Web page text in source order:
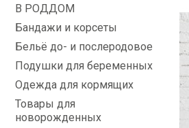
В РОДДОМ
Бандажи и корсеты
Бельё до- и послеродовое
Подушки для беременных
Одежда для кормящих
Товары для
новорожденных